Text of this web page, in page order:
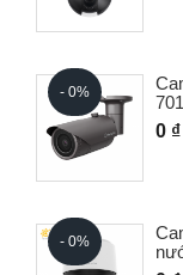
- 0%
0 ₫
- 0%